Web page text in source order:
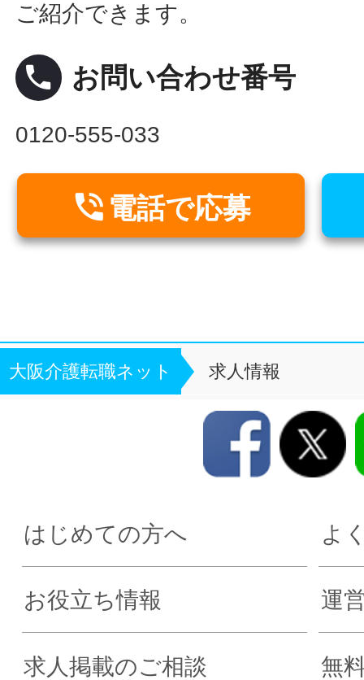
ご紹介できます。
local_phone お問い合わせ番号
0120-555-033
 電話で応募
大阪介護転職ネット 求人情報
はじめての方へ よ
お役立ち情報 運
求人掲載のご相談 無